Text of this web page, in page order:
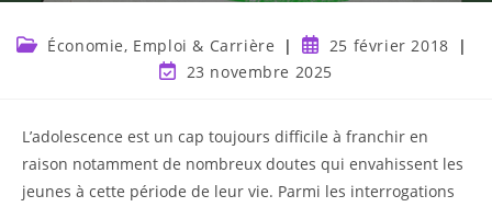
Économie, Emploi & Carrière
25 février 2018
23 novembre 2025
L’adolescence est un cap toujours difficile à franchir en
raison notamment de nombreux doutes qui envahissent les
jeunes à cette période de leur vie. Parmi les interrogations